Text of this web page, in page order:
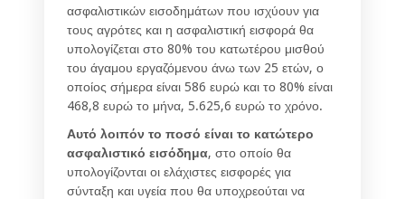
ασφαλιστικών εισοδημάτων που ισχύουν για
τους αγρότες και η ασφαλιστική εισφορά θα
υπολογίζεται στο 80% του κατωτέρου μισθού
του άγαμου εργαζόμενου άνω των 25 ετών, ο
οποίος σήμερα είναι 586 ευρώ και το 80% είναι
468,8 ευρώ το μήνα, 5.625,6 ευρώ το χρόνο.
Αυτό λοιπόν το ποσό είναι το κατώτερο
ασφαλιστικό εισόδημα, στο οποίο θα
υπολογίζονται οι ελάχιστες εισφορές για
σύνταξη και υγεία που θα υποχρεούται να